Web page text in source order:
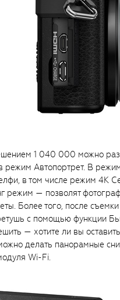
1 040 000 можно
режим Автопортрет. В
в том числе режим 4K
режим — позволят
Более того, после
с помощью функции
— хотите ли вы
делать панорамные
Wi-Fi.